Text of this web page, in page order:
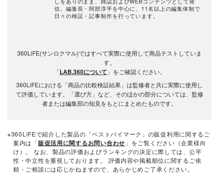
信。編集長・阿部淳平を中心に、11名以上の編集体制で
日々の検証・記事制作を行っています。
360LiFE(サンロクマル)ではすべて実際に使用して商品テストしていま
す。
「LAB.360について 」をご確認ください。
360LiFEにおける「商品の比較検証結果」は監修者と共に実際に使用し
て評価しています。「選び方」など、そのほかの部分については、監修
者または編集部の知見をもとにまとめたものです。
※360LiFEで紹介した製品の「ベストバイマーク」の販促利用に関するご
案内は「販促活用に関するお問い合わせ 」をご覧ください（企業様向
け）。 なお、製品の評価およびランキングの決定に際しては、公平
性・中立性を重視しております。 評価内容や掲載順位に関するご依
頼・ご相談には応じかねますので、あらかじめご了承ください。